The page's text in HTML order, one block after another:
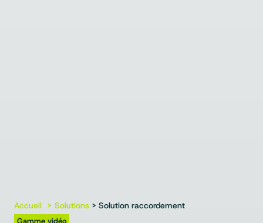
Accueil Solutions > Solution raccordement